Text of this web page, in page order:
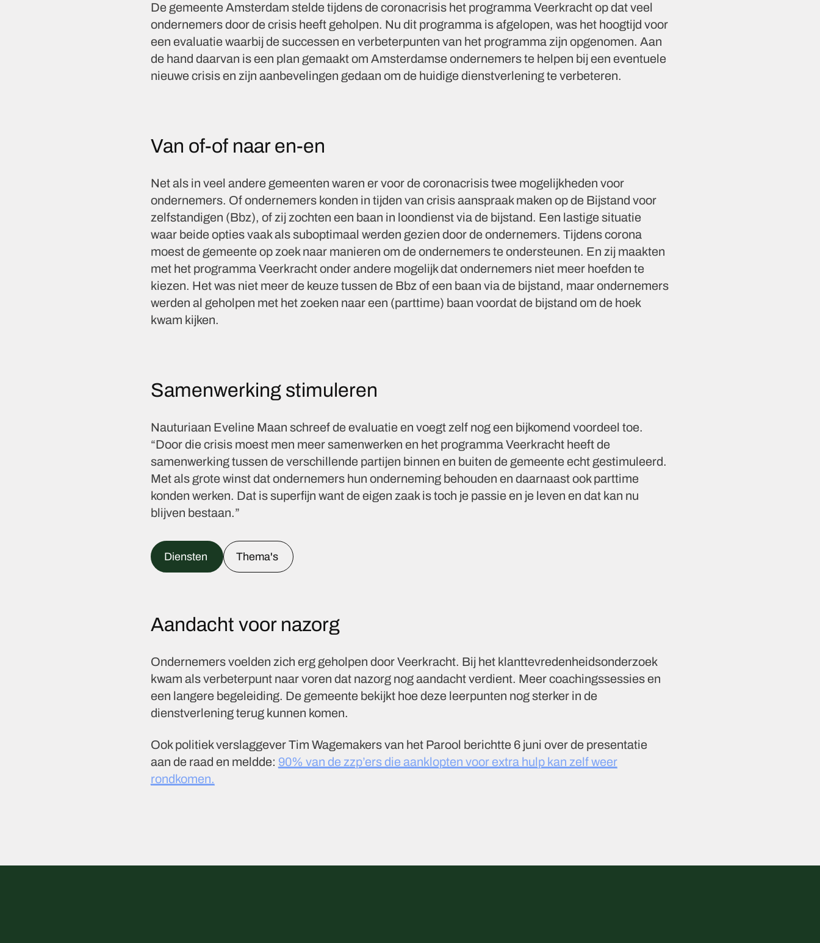
De gemeente Amsterdam stelde tijdens de coronacrisis het programma Veerkracht op dat veel
ondernemers door de crisis heeft geholpen. Nu dit programma is afgelopen, was het hoogtijd voor
een evaluatie waarbij de successen en verbeterpunten van het programma zijn opgenomen. Aan
de hand daarvan is een plan gemaakt om Amsterdamse ondernemers te helpen bij een eventuele
nieuwe crisis en zijn aanbevelingen gedaan om de huidige dienstverlening te verbeteren.
Van of-of naar en-en
Net als in veel andere gemeenten waren er voor de coronacrisis twee mogelijkheden voor
ondernemers. Of ondernemers konden in tijden van crisis aanspraak maken op de Bijstand voor
zelfstandigen (Bbz), of zij zochten een baan in loondienst via de bijstand. Een lastige situatie
waar beide opties vaak als suboptimaal werden gezien door de ondernemers. Tijdens corona
moest de gemeente op zoek naar manieren om de ondernemers te ondersteunen. En zij maakten
met het programma Veerkracht onder andere mogelijk dat ondernemers niet meer hoefden te
kiezen. Het was niet meer de keuze tussen de Bbz of een baan via de bijstand, maar ondernemers
werden al geholpen met het zoeken naar een (parttime) baan voordat de bijstand om de hoek
kwam kijken.
Samenwerking stimuleren
Nauturiaan Eveline Maan schreef de evaluatie en voegt zelf nog een bijkomend voordeel toe.
“Door die crisis moest men meer samenwerken en het programma Veerkracht heeft de
samenwerking tussen de verschillende partijen binnen en buiten de gemeente echt gestimuleerd.
Met als grote winst dat ondernemers hun onderneming behouden en daarnaast ook parttime
konden werken. Dat is superfijn want de eigen zaak is toch je passie en je leven en dat kan nu
blijven bestaan.”
Diensten Thema's
Aandacht voor nazorg
Ondernemers voelden zich erg geholpen door Veerkracht. Bij het klanttevredenheidsonderzoek
kwam als verbeterpunt naar voren dat nazorg nog aandacht verdient. Meer coachingssessies en
een langere begeleiding. De gemeente bekijkt hoe deze leerpunten nog sterker in de
dienstverlening terug kunnen komen.
Ook politiek verslaggever Tim Wagemakers van het Parool berichtte 6 juni over de presentatie
aan de raad en meldde: 90% van de zzp’ers die aanklopten voor extra hulp kan zelf weer
rondkomen.